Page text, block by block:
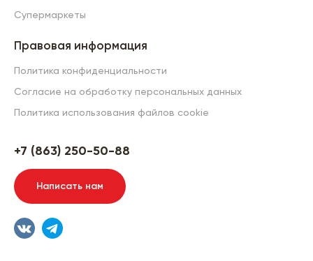
Супермаркеты
Правовая информация
Политика конфиденциальности
Согласие на обработку персональных данных
Политика использования файлов cookie
+7 (863) 250-50-88
Написать нам